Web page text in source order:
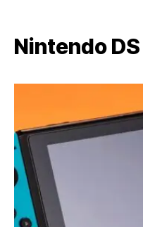
Nintendo DS